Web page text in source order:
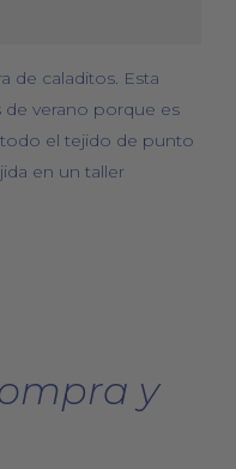
de caladitos. Esta
de verano porque es
el tejido de punto
en un taller
y